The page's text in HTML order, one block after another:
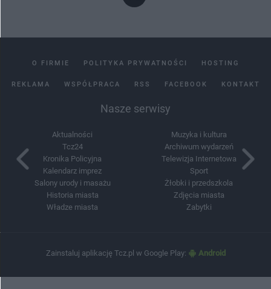
O FIRMIE POLITYKA PRYWATNOŚCI HOSTING
REKLAMA WSPÓŁPRACA RSS FACEBOOK KONTAKT
Nasze serwisy
Aktualności
Tcz24
Kronika Policyjna
Kalendarz imprez
Salony urody i masażu
Historia miasta
Władze miasta
Muzyka i kultura
Archiwum wydarzeń
Telewizja Internetowa
Sport
Żłobki i przedszkola
Zdjęcia miasta
Zabytki
Zainstaluj aplikację Tcz.pl w Google Play: Android